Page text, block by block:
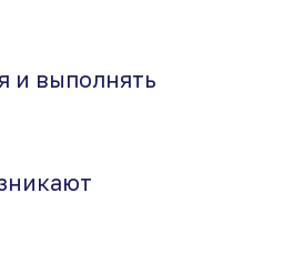
и выполнять